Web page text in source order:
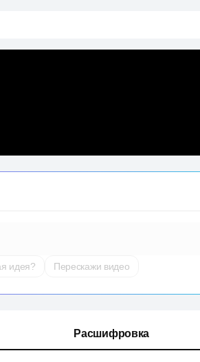
идея? Перескажи видео
Расшифровка